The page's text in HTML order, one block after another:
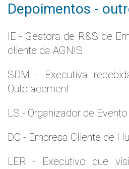
Depoimentos -
IE - Gestora de R&S de
cliente da AGNIS
SDM - Executiva
Outplacement
LS - Organizador de
DC - Empresa Cliente de
LER - Executivo que